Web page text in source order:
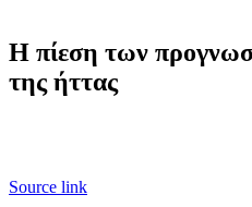
Η πίεση των
της ήττας
Source link